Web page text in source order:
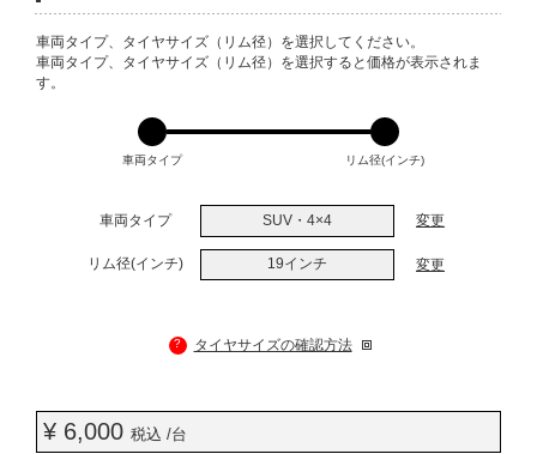
VARIATIONS
車両タイプ、タイヤサイズ（リム径）を選択してください。
車両タイプ、タイヤサイズ（リム径）を選択すると価格が表示されま
す。
車両タイプ リム径(インチ)
車両タイプ SUV・4×4 変更
リム径(インチ) 19インチ 変更
? タイヤサイズの確認方法
¥ 6,000 税込 /台